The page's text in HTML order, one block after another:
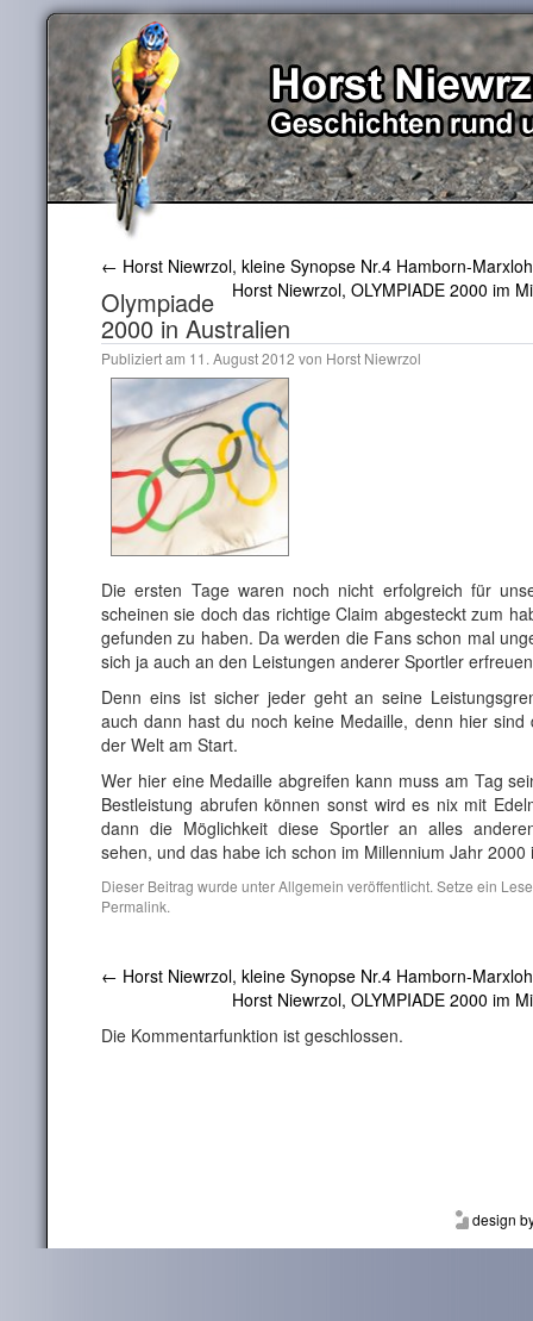
← Horst Niewrzol, kleine Synopse Nr.4 Hamborn-Marxloh
Horst Niewrzol, OLYMPIADE 2000 im
Olympiade
2000 in Australien
Publiziert am 11. August 2012 von Horst Niewrzol
Die ersten Tage waren noch nicht erfolgreich für
scheinen sie doch das richtige Claim abgesteckt zum
gefunden zu haben. Da werden die Fans schon mal
sich ja auch an den Leistungen anderer Sportler
Denn eins ist sicher jeder geht an seine
auch dann hast du noch keine Medaille, denn hier sind
der Welt am Start.
Wer hier eine Medaille abgreifen kann muss am Tag
Bestleistung abrufen können sonst wird es nix mit
dann die Möglichkeit diese Sportler an alles
sehen, und das habe ich schon im Millennium Jahr 2000
Dieser Beitrag wurde unterAllgemein veröffentlicht. Setze ein
Permalink.
← Horst Niewrzol, kleine Synopse Nr.4 Hamborn-Marxloh
Horst Niewrzol, OLYMPIADE 2000 im
Die Kommentarfunktion ist geschlossen.
design